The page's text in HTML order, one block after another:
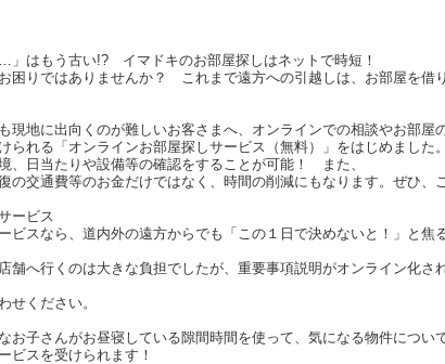
」はもう古い!? イマドキのお部屋探しはネットで時短！
困りではありませんか？ これまで遠方への引越しは、お部屋を借
現地に出向くのが難しいお客さまへ、オンラインでの相談やお部
られる「オンラインお部屋探しサービス（無料）」をはじめました。
、日当たりや設備等の確認をすることが可能！ また、
の交通費等のお金だけではなく、時間の削減にもなります。ぜひ、
ービス
ビスなら、道内外の遠方からでも「この１日で決めないと！」と焦
舗へ行くのは大きな負担でしたが、重要事項説明がオンライン化
せください。
お子さんがお昼寝している隙間時間を使って、気になる物件につ
ビスを受けられます！